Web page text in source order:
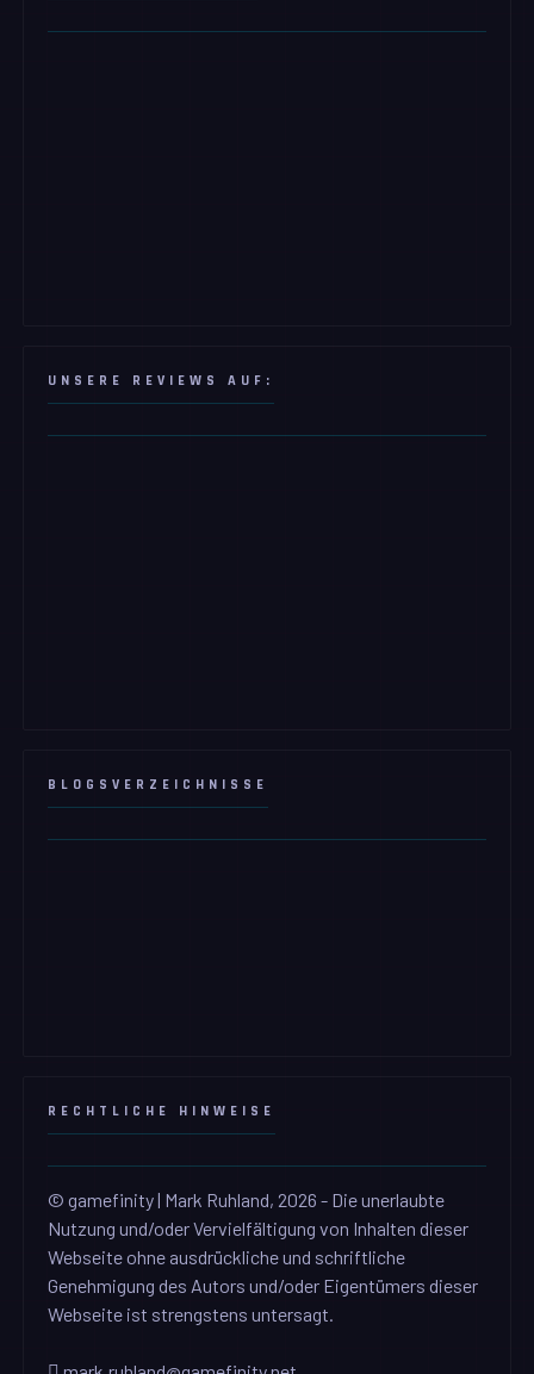
UNSERE REVIEWS AUF:
BLOGSVERZEICHNISSE
RECHTLICHE HINWEISE
© gamefinity | Mark Ruhland, 2026 - Die unerlaubte
Nutzung und/oder Vervielfältigung von Inhalten dieser
Webseite ohne ausdrückliche und schriftliche
Genehmigung des Autors und/oder Eigentümers dieser
Webseite ist strengstens untersagt.